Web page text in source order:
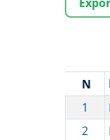
N
1
2